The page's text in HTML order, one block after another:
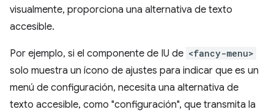
visualmente, proporciona una alternativa de texto
accesible.
Por ejemplo, si el componente de IU de <fancy-menu>
solo muestra un ícono de ajustes para indicar que es un
menú de configuración, necesita una alternativa de
texto accesible, como "configuración", que transmita la